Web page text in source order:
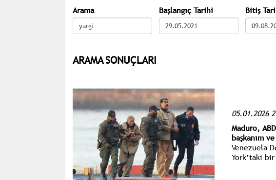
Arama Başlangıç Tarihi Bitiş
ARAMA SONUÇLARI
05.01.2026
Maduro,
başkanım
Venezuela
York’taki